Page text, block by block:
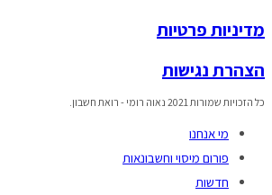
מדיניות פרטיות
הצהרת נגישות
כל הזכויות שמורות 2021 נאוה רומי - רואת חשבון.
מי אנחנו
פורום מיסוי וחשבונאות
חדשות